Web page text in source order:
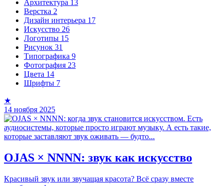
Архитектура 13
Верстка 2
Дизайн интерьера 17
Искусство 26
Логотипы 15
Рисунок 31
Типографика 9
Фотография 23
Цвета 14
Шрифты 7
★
14 ноября 2025
OJAS × NNNN: звук как искусство
Красивый звук или звучащая красота? Всё сразу вместе